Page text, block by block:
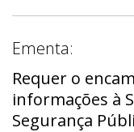
Ementa:
Requer o
informações à
Segurança